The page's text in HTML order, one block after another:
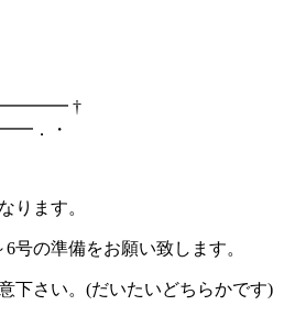
†
．・
ります。
号の準備をお願い致します。
下さい。(だいたいどちらかです)